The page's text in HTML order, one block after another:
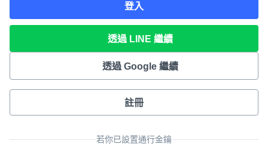
登入
透過 LINE 繼續
透過 Google 繼續
註冊
若你已設置通行金鑰